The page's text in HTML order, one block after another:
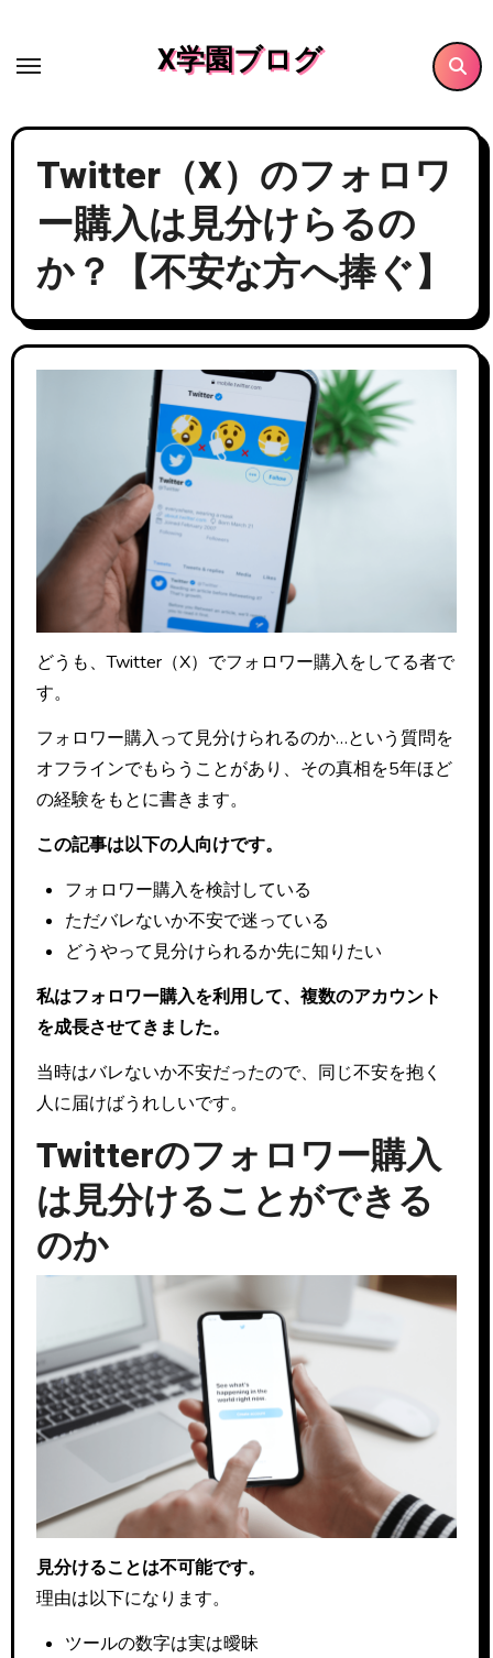
キ
X学園ブログ
Twitter（X）のフォロワ
ー購入は見分けらるの
か？【不安な方へ捧ぐ】
どうも、Twitter（X）でフォロワー購入をしてる者で
す。
フォロワー購入って見分けられるのか…という質問を
オフラインでもらうことがあり、その真相を5年ほど
の経験をもとに書きます。
この記事は以下の人向けです。
フォロワー購入を検討している
ただバレないか不安で迷っている
どうやって見分けられるか先に知りたい
私はフォロワー購入を利用して、複数のアカウント
を成長させてきました。
当時はバレないか不安だったので、同じ不安を抱く
人に届けばうれしいです。
Twitterのフォロワー購入
は見分けることができる
のか
見分けることは不可能です。
理由は以下になります。
ツールの数字は実は曖昧